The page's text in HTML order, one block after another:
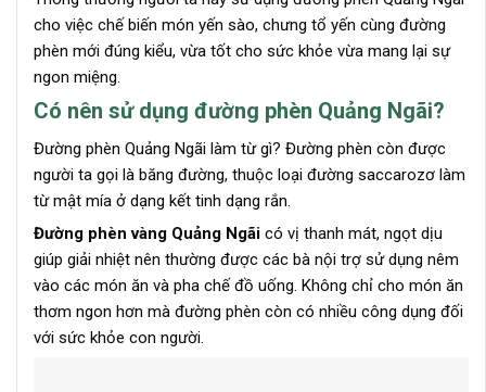
cho việc chế biến món yến sào, chưng tổ yến cùng đường
phèn mới đúng kiểu, vừa tốt cho sức khỏe vừa mang lại sự
ngon miệng.
Có nên sử dụng đường phèn Quảng Ngãi?
Đường phèn Quảng Ngãi làm từ gì? Đường phèn còn được
người ta gọi là băng đường, thuộc loại đường saccarozơ làm
từ mật mía ở dạng kết tinh dạng rắn.
Đường phèn vàng Quảng Ngãi có vị thanh mát, ngọt dịu
giúp giải nhiệt nên thường được các bà nội trợ sử dụng nêm
vào các món ăn và pha chế đồ uống. Không chỉ cho món ăn
thơm ngon hơn mà đường phèn còn có nhiều công dụng đối
với sức khỏe con người.